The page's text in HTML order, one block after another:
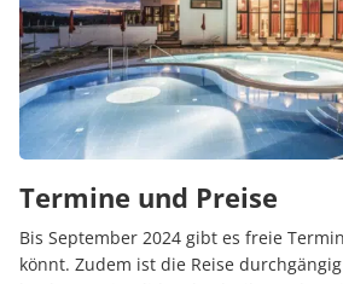
Termine und Preise
Bis September 2024 gibt es freie
könnt. Zudem ist die Reise